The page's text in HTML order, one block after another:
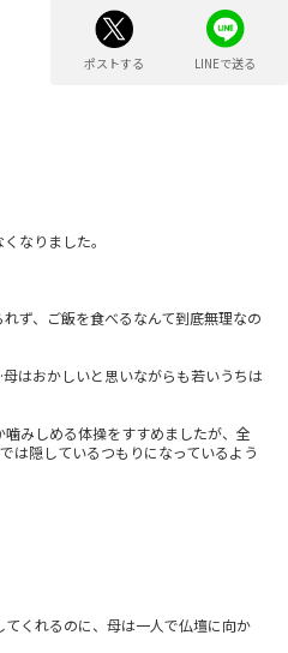
ポストする LINEで送る
なりました。
ず、ご飯を食べるなんて到底無理なの
はおかしいと思いながらも若いうちは
みしめる体操をすすめましたが、全
は隠しているつもりになっているよう
くれるのに、母は一人で仏壇に向か